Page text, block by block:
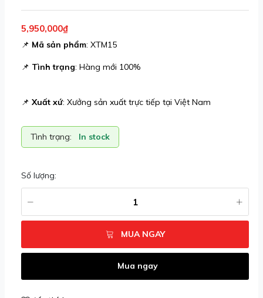
5,950,000₫
📌 Mã sản phẩm: XTM15
📌 Tình trạng: Hàng mới 100%
📌 Xuất xứ: Xưởng sản xuất trực tiếp tại Việt Nam
Tình trạng: In stock
Số lượng:
MUA NGAY
Mua ngay